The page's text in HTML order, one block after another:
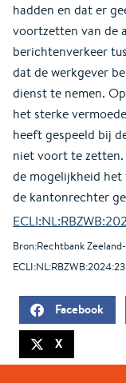
hadden en dat er
voortzetten van de
berichtenverkeer
dat de werkgever
dienst te nemen.
het sterke
heeft gespeeld bij
niet voort te
de mogelijkheid
de kantonrechter
Bron:Rechtbank
Facebook
X